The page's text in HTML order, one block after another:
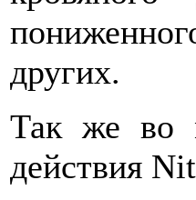
других.
Так же во
действия